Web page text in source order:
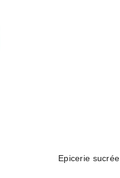
Epicerie sucrée